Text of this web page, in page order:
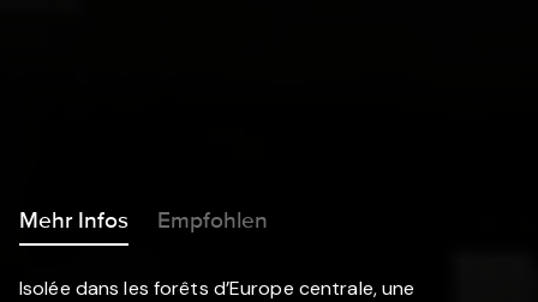
Mehr Infos Empfohlen
Isolée dans les forêts d’Europe centrale, une